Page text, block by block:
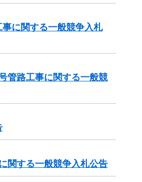
に関する一般競争入札
管路工事に関する一般競
関する一般競争入札公告